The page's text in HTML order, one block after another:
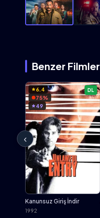
Benzer Filmler
‹
DL
6.4
75%
49
Kanunsuz Giriş İndir
1992